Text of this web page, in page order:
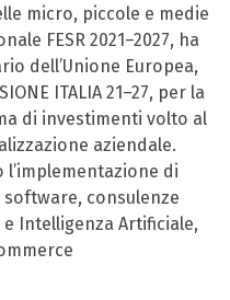
micro, piccole e medie
FESR 2021–2027, ha
dell’Unione Europea,
ITALIA 21–27, per la
di investimenti volto al
aziendale.
l’implementazione di
consulenze
Intelligenza Artificiale,